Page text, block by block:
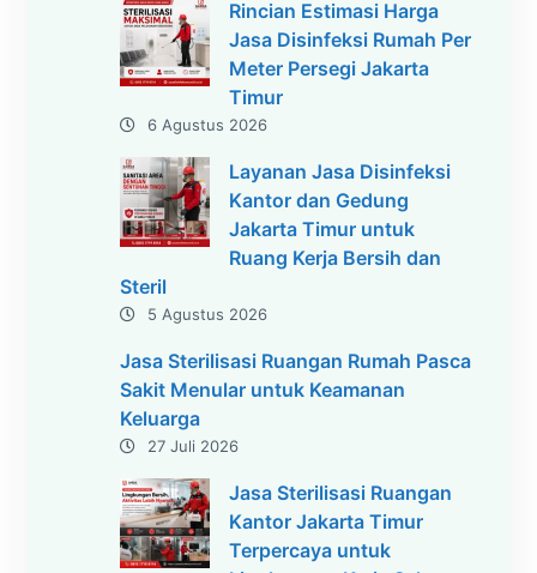
Rincian Estimasi Harga
Jasa Disinfeksi Rumah Per
Meter Persegi Jakarta
Timur
6 Agustus 2026
Layanan Jasa Disinfeksi
Kantor dan Gedung
Jakarta Timur untuk
Ruang Kerja Bersih dan
Steril
5 Agustus 2026
Jasa Sterilisasi Ruangan Rumah Pasca
Sakit Menular untuk Keamanan
Keluarga
27 Juli 2026
Jasa Sterilisasi Ruangan
Kantor Jakarta Timur
Terpercaya untuk